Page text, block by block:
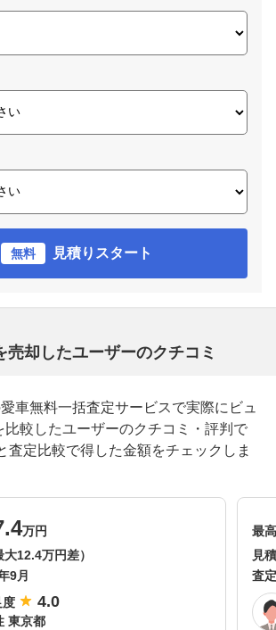
無料 見積りスタート
売却したユーザーのクチコミ
車無料一括査定サービスで実際にビュ
比較したユーザーのクチコミ・評判で
査定比較で得した金額をチェックしま
万円
12.4万円差）
9月
度
4.0
東京都
最
見
査